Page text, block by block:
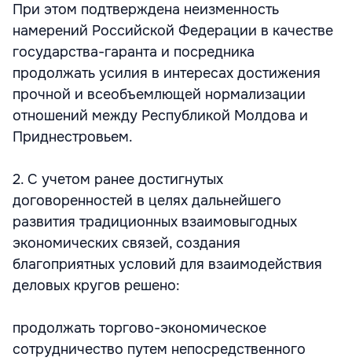
При этом подтверждена неизменность
намерений Российской Федерации в качестве
государства-гаранта и посредника
продолжать усилия в интересах достижения
прочной и всеобъемлющей нормализации
отношений между Республикой Молдова и
Приднестровьем.
2. С учетом ранее достигнутых
договоренностей в целях дальнейшего
развития традиционных взаимовыгодных
экономических связей, создания
благоприятных условий для взаимодействия
деловых кругов решено:
продолжать торгово-экономическое
сотрудничество путем непосредственного